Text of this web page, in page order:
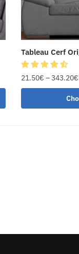
Tableau Cerf
21.50€ –343.20€